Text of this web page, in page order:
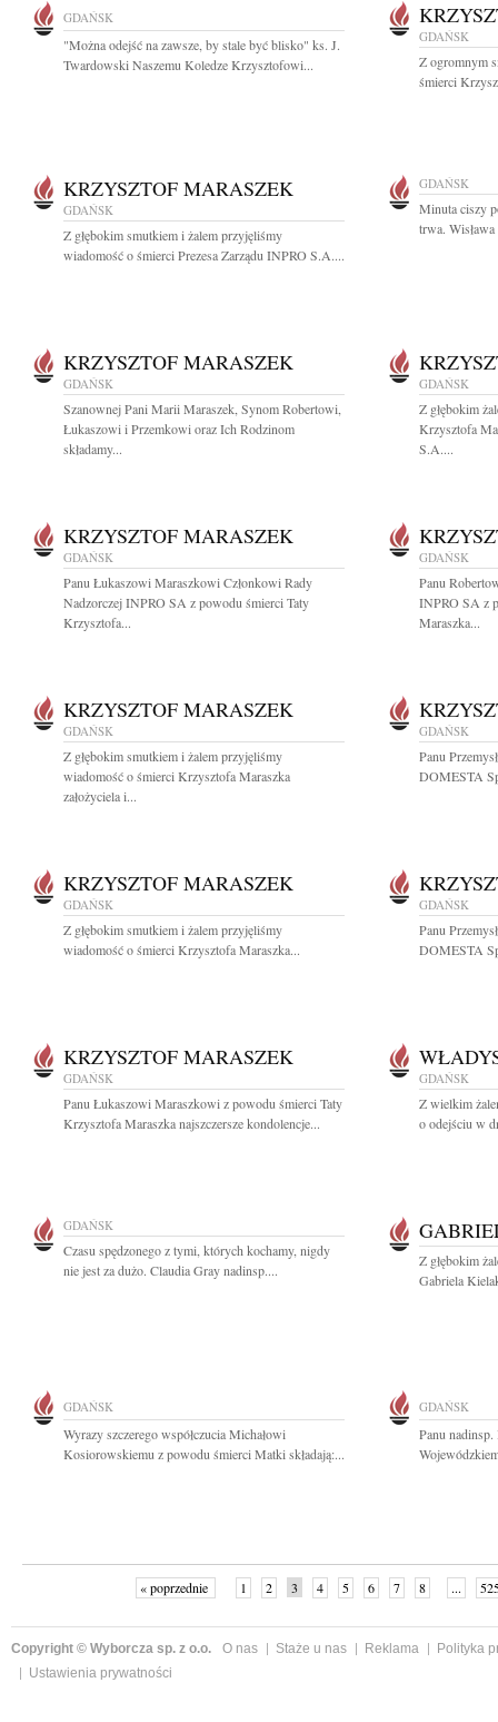
GDAŃSK
"Można odejść na zawsze, by stale być blisko" ks. J.
Twardowski Naszemu Koledze Krzysztofowi...
GDAŃSK
Z ogromnym
śmierci
KRZYSZTOF MARASZEK
GDAŃSK
Z głębokim smutkiem i żalem przyjęliśmy
wiadomość o śmierci Prezesa Zarządu INPRO S.A....
GDAŃSK
Minuta ciszy
trwa.
KRZYSZTOF MARASZEK
GDAŃSK
Szanownej Pani Marii Maraszek, Synom Robertowi,
Łukaszowi i Przemkowi oraz Ich Rodzinom
składamy...
GDAŃSK
Z głębokim
Krzysztofa
S.A....
KRZYSZTOF MARASZEK
GDAŃSK
Panu Łukaszowi Maraszkowi Członkowi Rady
Nadzorczej INPRO SA z powodu śmierci Taty
Krzysztofa...
GDAŃSK
Panu
INPRO SA z
Maraszka...
KRZYSZTOF MARASZEK
GDAŃSK
Z głębokim smutkiem i żalem przyjęliśmy
wiadomość o śmierci Krzysztofa Maraszka
założyciela i...
GDAŃSK
Panu
DOMESTA
KRZYSZTOF MARASZEK
GDAŃSK
Z głębokim smutkiem i żalem przyjęliśmy
wiadomość o śmierci Krzysztofa Maraszka...
GDAŃSK
Panu
DOMESTA
KRZYSZTOF MARASZEK
GDAŃSK
Panu Łukaszowi Maraszkowi z powodu śmierci Taty
Krzysztofa Maraszka najszczersze kondolencje...
GDAŃSK
Z wielkim
o odejściu w
GDAŃSK
Czasu spędzonego z tymi, których kochamy, nigdy
nie jest za dużo. Claudia Gray nadinsp....
Z głębokim
Gabriela
GDAŃSK
Wyrazy szczerego współczucia Michałowi
Kosiorowskiemu z powodu śmierci Matki składają:...
GDAŃSK
Panu
« poprzednie 1 2 3 4 5 6 7 8 ...
Copyright © Wyborcza sp. z o.o. O nas Staże u nas Reklama
Polityka
Ustawienia prywatności